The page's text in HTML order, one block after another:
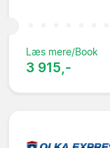
Læs mere/Book
3 915,-